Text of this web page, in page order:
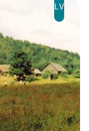
Instagram
Flick TikTok
LV